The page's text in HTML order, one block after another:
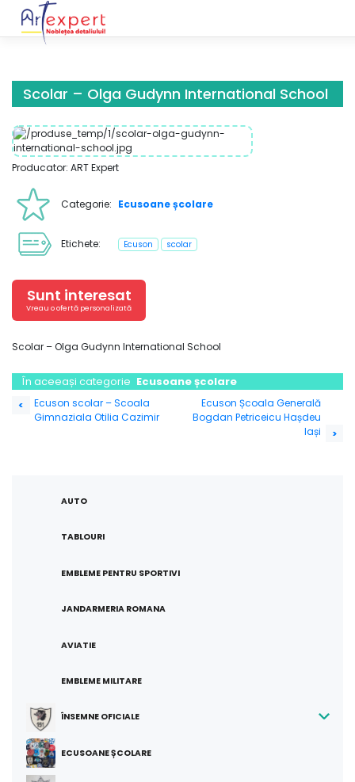
Scolar – Olga Gudynn International School
Producator: ART Expert
Categorie: Ecusoane școlare
Etichete: Ecuson scolar
Sunt interesat
Vreau o ofertă personalizată
Scolar – Olga Gudynn International School
În aceeași categorie Ecusoane școlare
Navigare
Ecuson Școala Generală
Bogdan Petriceicu Hașdeu
Iași
>
<
Ecuson scolar – Scoala
Gimnaziala Otilia Cazimir
AUTO
TABLOURI
EMBLEME PENTRU SPORTIVI
JANDARMERIA ROMANA
AVIATIE
EMBLEME MILITARE
ÎNSEMNE OFICIALE
ECUSOANE ȘCOLARE